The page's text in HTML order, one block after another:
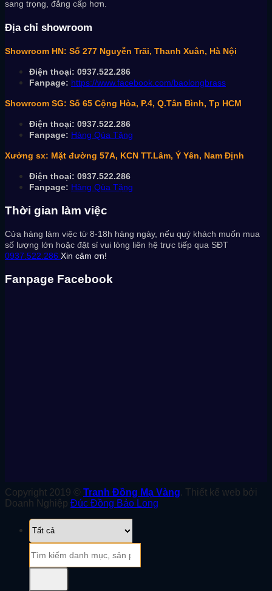
sang trọng, đẳng cấp hơn.
Địa chỉ showroom
Showroom HN: Số 277 Nguyễn Trãi, Thanh Xuân, Hà Nội
Điện thoại: 0937.522.286
Fanpage: https://www.facebook.com/baolongbrass
Showroom SG: Số 65 Cộng Hòa, P.4, Q.Tân Bình, Tp HCM
Điện thoại: 0937.522.286
Fanpage: Hàng Qùa Tặng
Xưởng sx: Mặt đường 57A, KCN TT.Lâm, Ý Yên, Nam Định
Điện thoại: 0937.522.286
Fanpage: Hàng Qùa Tặng
Thời gian làm việc
Cửa hàng làm việc từ 8-18h hàng ngày, nếu quý khách muốn mua
số lượng lớn hoặc đặt sỉ vui lòng liên hệ trực tiếp qua SĐT
0937.522.286 Xin cảm ơn!
Fanpage Facebook
Copyright 2019 © Tranh Đồng Mạ Vàng. Thiết kế web bởi
Doanh Nghiệp Đúc Đồng Bảo Long
kiếm: